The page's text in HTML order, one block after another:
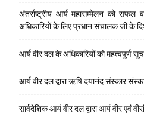
अंतर्राष्ट्रीय आर्य महासम्मेलन को
अधिकारियों के लिए प्रधान संचालक जी के
आर्य वीर दल के अधिकारियों को महत्वपूर्ण
आर्य वीर दल द्वारा ऋषि दयानंद संस्कार
सार्वदेशिक आर्य वीर दल द्वारा आर्य वीर एवं